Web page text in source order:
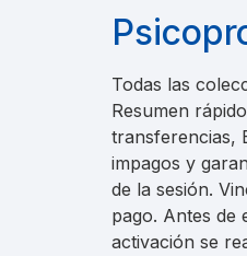
Todas las
Resumen
transferencias,
impagos y
de la sesión.
pago. Antes de
activación se